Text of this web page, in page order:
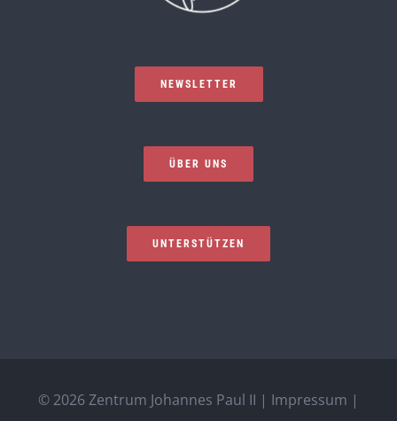
NEWSLETTER
ÜBER UNS
UNTERSTÜTZEN
© 2026 Zentrum Johannes Paul II | Impressum |